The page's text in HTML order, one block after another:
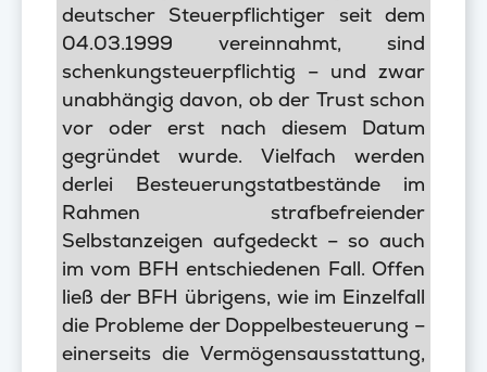
deutscher Steuerpflichtiger seit dem
04.03.1999 vereinnahmt, sind
schenkungsteuerpflichtig – und zwar
unabhängig davon, ob der Trust schon
vor oder erst nach diesem Datum
gegründet wurde. Vielfach werden
derlei Besteuerungstatbestände im
Rahmen strafbefreiender
Selbstanzeigen aufgedeckt – so auch
im vom BFH entschiedenen Fall. Offen
ließ der BFH übrigens, wie im Einzelfall
die Probleme der Doppelbesteuerung –
einerseits die Vermögensausstattung,